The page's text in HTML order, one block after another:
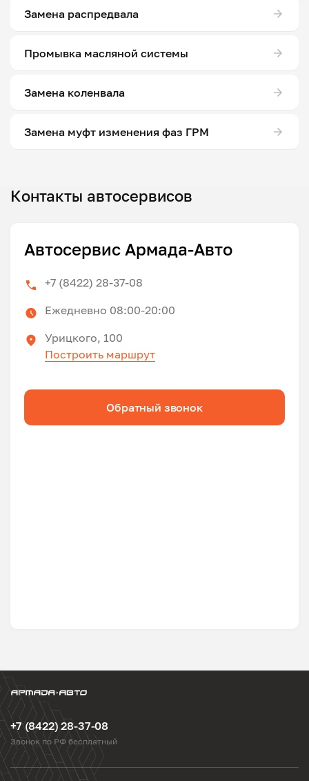
Замена распредвала
Промывка масляной системы
Замена коленвала
Замена муфт изменения фаз ГРМ
Контакты автосервисов
Автосервис Армада-Авто
+7 (8422) 28-37-08
Ежедневно 08:00-20:00
Урицкого, 100
Построить маршрут
Обратный звонок
+7 (8422) 28-37-08
Звонок по РФ бесплатный